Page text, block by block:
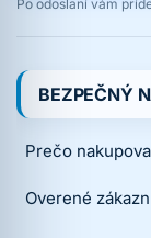
Po odoslaní vám
BEZPEČNÝ
Prečo
Overené